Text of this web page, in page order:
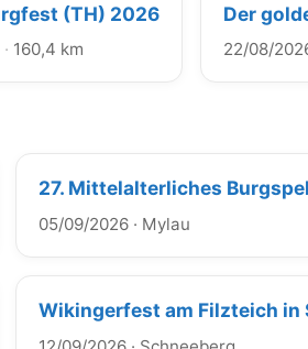
(TH) 2026
· 160,4 km
Der
22/08/
27. Mittelalterliches
05/09/2026 · Mylau
Wikingerfest am Filzteich in